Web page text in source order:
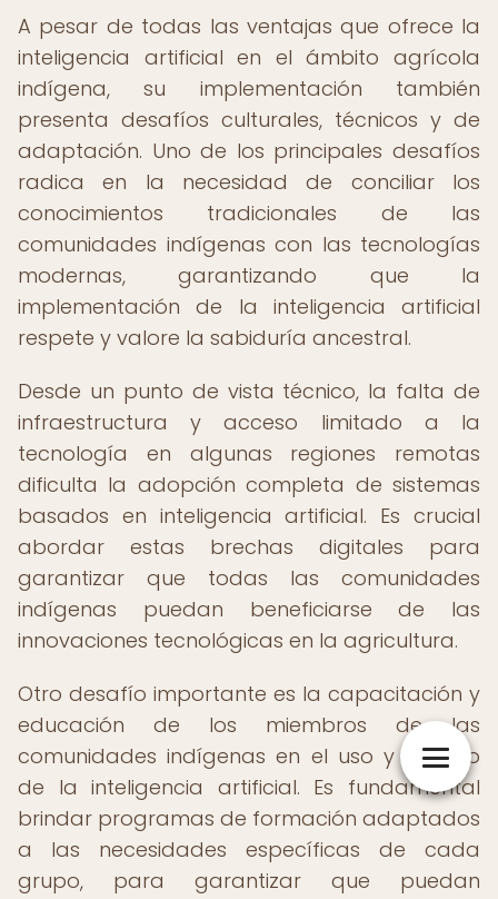
A pesar de todas las ventajas que ofrece la
inteligencia artificial en el ámbito agrícola
indígena, su implementación también
presenta desafíos culturales, técnicos y de
adaptación. Uno de los principales desafíos
radica en la necesidad de conciliar los
conocimientos tradicionales de las
comunidades indígenas con las tecnologías
modernas, garantizando que la
implementación de la inteligencia artificial
respete y valore la sabiduría ancestral.
Desde un punto de vista técnico, la falta de
infraestructura y acceso limitado a la
tecnología en algunas regiones remotas
dificulta la adopción completa de sistemas
basados en inteligencia artificial. Es crucial
abordar estas brechas digitales para
garantizar que todas las comunidades
indígenas puedan beneficiarse de las
innovaciones tecnológicas en la agricultura.
Otro desafío importante es la capacitación y
educación de los miembros de las
comunidades indígenas en el uso y manejo
de la inteligencia artificial. Es fundamental
brindar programas de formación adaptados
a las necesidades específicas de cada
grupo, para garantizar que puedan